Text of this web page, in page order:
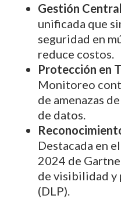
Gestión
unificada que
seguridad en
reduce costos.
Protección en
Monitoreo
de amenazas
de datos.
Destacada en
2024 de
de visibilidad y
(DLP).